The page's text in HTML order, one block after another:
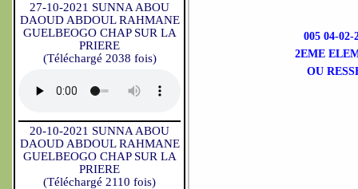
27-10-2021 SUNNA ABOU
DAOUD ABDOUL RAHMANE
GUELBEOGO CHAP SUR LA
PRIERE
(Téléchargé 2038 fois)
20-10-2021 SUNNA ABOU
DAOUD ABDOUL RAHMANE
GUELBEOGO CHAP SUR LA
PRIERE
(Téléchargé 2110 fois)
005 04-
2EME
OU